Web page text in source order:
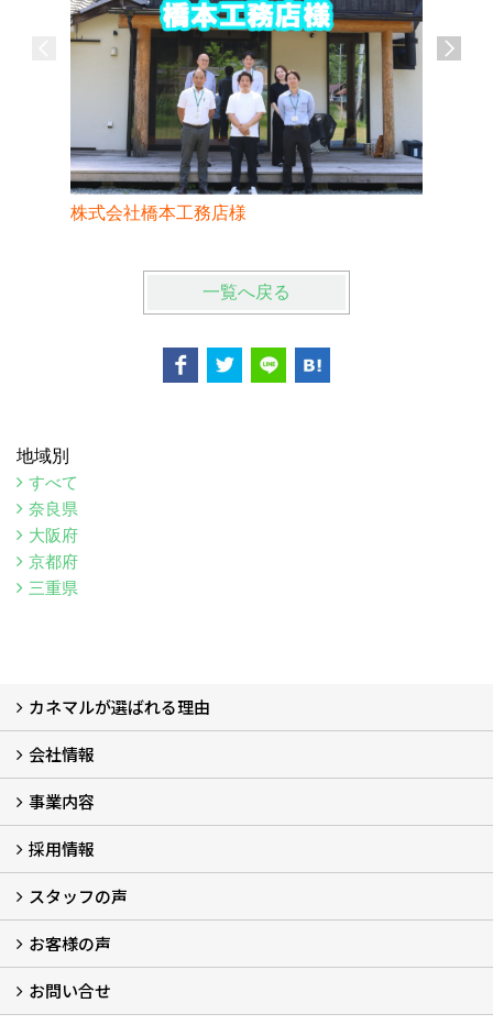
株式会社橋本工務店様
一覧へ戻る
地域別
すべて
奈良県
大阪府
京都府
三重県
カネマルが選ばれる理由
カネマルが選ばれる理由
会社情報
代表メッセージ (2)
会社概要
沿革
本社・営業所
プライバシーポリシー
カネマルが取り組むＳＤＧｓ (2)
採用担当
事業内容
事業部紹介
アルミ建材事業部
システム建材事業部
外装建材事業部
システム住器建材事業部
営業推進課
採用情報
採用情報
募集職種一覧
数字で見るカネマル
採用ＦＡＱ
イベント情報
エントリー
スタッフの声
スタッフ紹介
インタビュー (5)
座談会
お客様の声
お客様の声
お問い合せ